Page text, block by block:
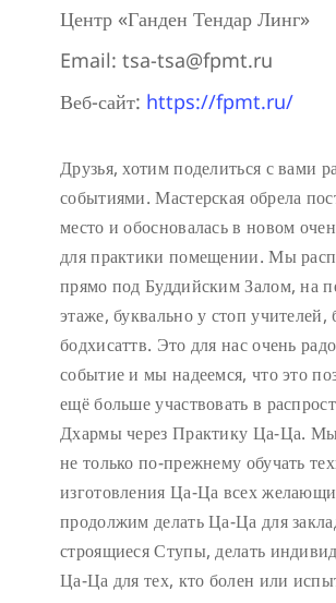
Центр «Ганден Тендар Линг»
Email: tsa-tsa@fpmt.ru
Веб-сайт: https://fpmt.ru/
Друзья, хотим поделиться с вами
событиями. Мастерская обрела
место и обосновалась в новом
для практики помещении. Мы
прямо под Буддийским Залом, на
этаже, буквально у стоп учителей,
бодхисаттв. Это для нас очень
событие и мы надеемся, что это
ещё больше участвовать в
Дхармы через Практику Ца-Ца.
не только по-прежнему обучать
изготовления Ца-Ца всех
продолжим делать Ца-Ца для
строящиеся Ступы, делать
Ца-Ца для тех, кто болен или